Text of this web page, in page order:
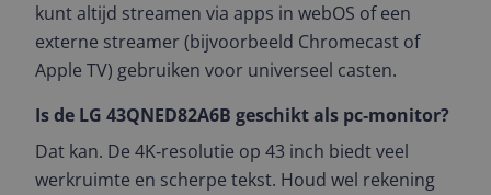
kunt altijd streamen via apps in webOS of een
externe streamer (bijvoorbeeld Chromecast of
Apple TV) gebruiken voor universeel casten.
Is de LG 43QNED82A6B geschikt als pc‑monitor?
Dat kan. De 4K‑resolutie op 43 inch biedt veel
werkruimte en scherpe tekst. Houd wel rekening